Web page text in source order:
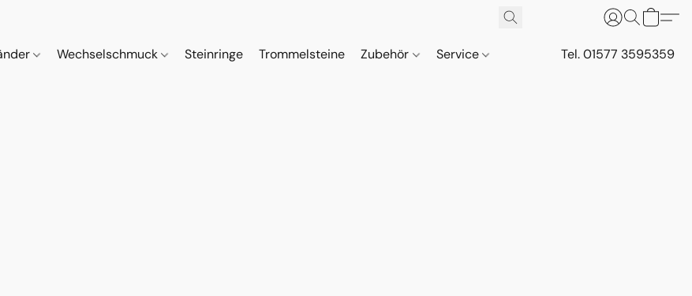
Wechselschmuck Steinringe Trommelsteine Zubehör Service Tel. 01577 3595359